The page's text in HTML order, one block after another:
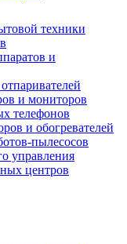
техники
и
и мониторов
телефонов
и обогревателей
пылесосов
управления
центров